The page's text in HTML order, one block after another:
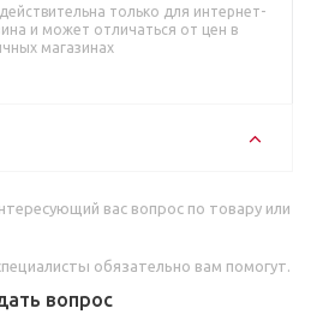
действительна только для интернет-
и может отличаться от цен в
магазинах
вас вопрос по товару или
обязательно вам помогут.
вопрос